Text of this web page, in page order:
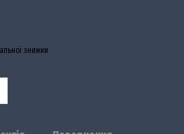
знижки